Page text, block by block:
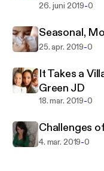
26. juni 2019-0
Seasonal,
25. apr. 2019-0
It Takes a
Green JD
18. mar. 2019-0
Challenges
4. mar. 2019-0